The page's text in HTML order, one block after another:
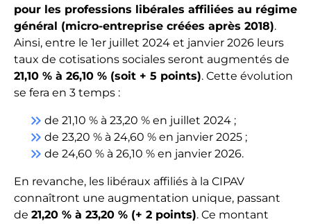
pour les professions libérales affiliées au régime
général (micro-entreprise créées après 2018).
Ainsi, entre le 1er juillet 2024 et janvier 2026 leurs
taux de cotisations sociales seront augmentés de
21,10 % à 26,10 % (soit + 5 points). Cette évolution
se fera en 3 temps :
keyboard_double_arrow_right de 21,10 % à 23,20 % en juillet 2024 ;
keyboard_double_arrow_right de 23,20 % à 24,60 % en janvier 2025 ;
keyboard_double_arrow_right de 24,60 % à 26,10 % en janvier 2026.
En revanche, les libéraux affiliés à la CIPAV
connaîtront une augmentation unique, passant
de 21,20 % à 23,20 % (+ 2 points). Ce montant